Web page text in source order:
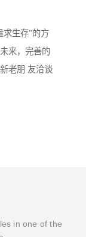
求生存”的方
来，完善的
老朋 友洽谈
in one of the